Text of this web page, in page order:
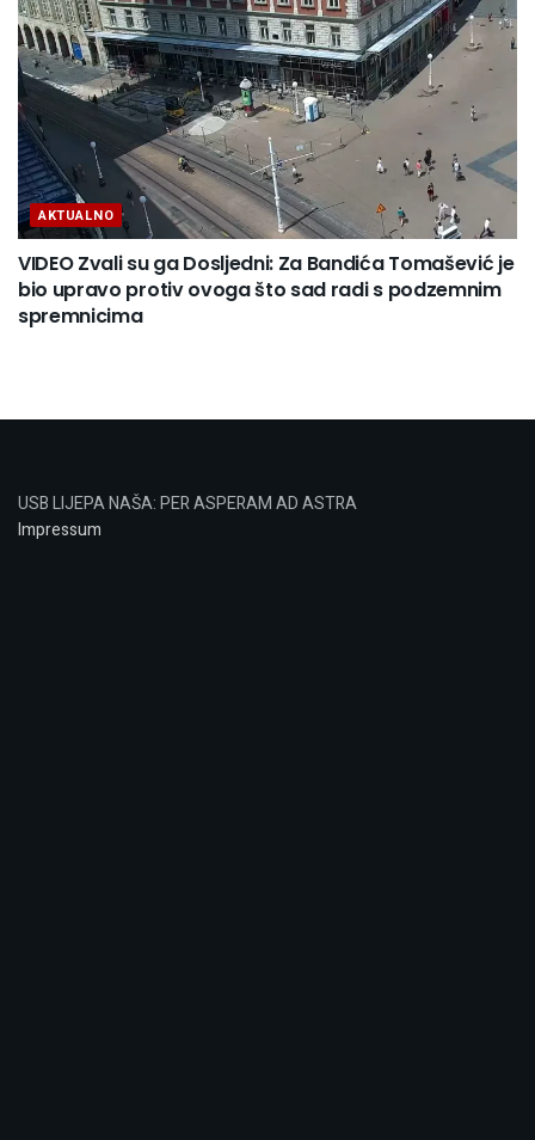
AKTUALNO
VIDEO Zvali su ga Dosljedni: Za Bandića Tomašević je
bio upravo protiv ovoga što sad radi s podzemnim
spremnicima
USB LIJEPA NAŠA: PER ASPERAM AD ASTRA
Impressum